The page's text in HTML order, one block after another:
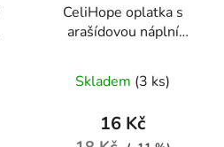
CeliHope oplatka s
arašídovou náplní
hodnocení
produktu
je
Skladem (3 ks)
16 Kč